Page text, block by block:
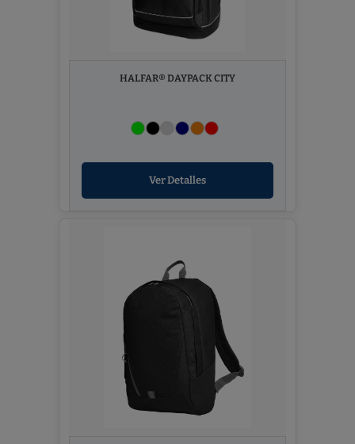
HALFAR® DAYPACK CITY
Ver Detalles